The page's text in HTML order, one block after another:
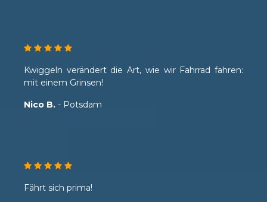
Kwiggeln verändert die Art, wie wir Fahrrad fahren:
mit einem Grinsen!
Nico B. - Potsdam
Fährt sich prima!